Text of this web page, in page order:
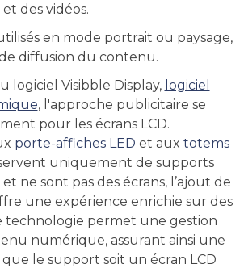
des vidéos.
en mode portrait ou paysage,
diffusion du contenu.
logiciel Visibble Display, logiciel
, l'approche publicitaire se
pour les écrans LCD.
porte-affiches LED et aux totems
uniquement de supports
ne sont pas des écrans, l’ajout de
une expérience enrichie sur des
technologie permet une gestion
numérique, assurant ainsi une
que le support soit un écran LCD